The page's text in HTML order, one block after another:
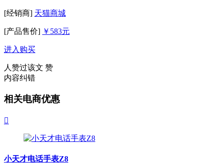
[经销商] 天猫商城
[产品售价] ￥583元
进入购买
人赞过该文 赞
内容纠错
相关电商优惠

小天才电话手表Z8